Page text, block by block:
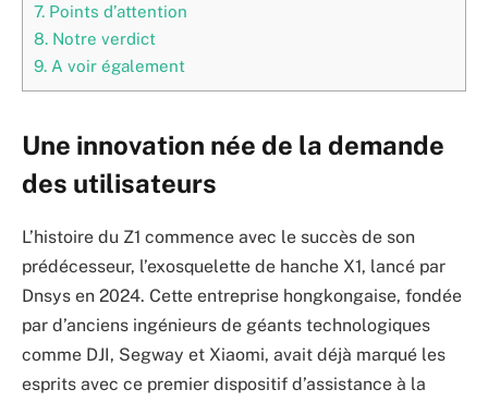
7. Points d’attention
8. Notre verdict
9. A voir également
Une innovation née de la demande
des utilisateurs
L’histoire du Z1 commence avec le succès de son
prédécesseur, l’exosquelette de hanche X1, lancé par
Dnsys en 2024. Cette entreprise hongkongaise, fondée
par d’anciens ingénieurs de géants technologiques
comme DJI, Segway et Xiaomi, avait déjà marqué les
esprits avec ce premier dispositif d’assistance à la